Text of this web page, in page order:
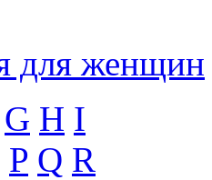
для женщин
G H I
P Q R